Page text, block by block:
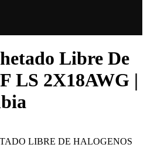
Libre De
LS 2X18AWG |
LIBRE DE HALOGENOS